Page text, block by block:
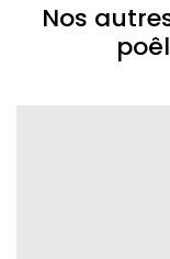
Nos